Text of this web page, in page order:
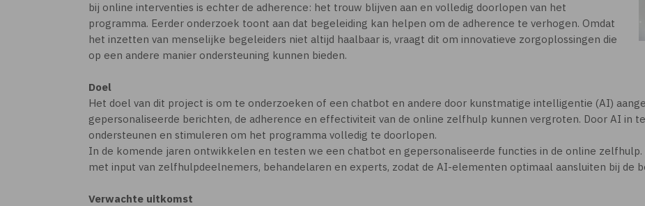
bij online interventies is echter de adherence: het trouw blijven aan en volledig doorlopen van het
programma. Eerder onderzoek toont aan dat begeleiding kan helpen om de adherence te verhogen. Omdat
het inzetten van menselijke begeleiders niet altijd haalbaar is, vraagt dit om innovatieve zorgoplossingen die
op een andere manier ondersteuning kunnen bieden.
Doel
Het doel van dit project is om te onderzoeken of een chatbot en andere door kunstmatige intelligentie (AI)
gepersonaliseerde berichten, de adherence en effectiviteit van de online zelfhulp kunnen vergroten. Door AI in
ondersteunen en stimuleren om het programma volledig te doorlopen.
In de komende jaren ontwikkelen en testen we een chatbot en gepersonaliseerde functies in de online
met input van zelfhulpdeelnemers, behandelaren en experts, zodat de AI-elementen optimaal aansluiten bij de
Verwachte uitkomst